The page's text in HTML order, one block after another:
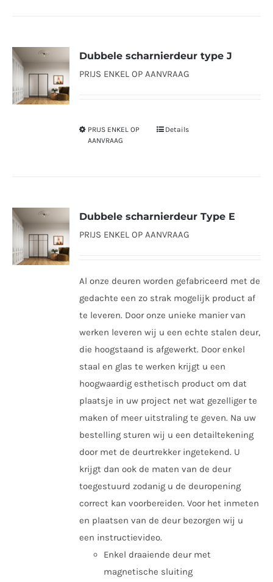
Deze
optie
worden
Dubbele scharnierdeur type J
PRIJS ENKEL OP AANVRAAG
PRIJS ENKEL OP
AANVRAAG
Dit
Deze
optie
worden
op
de
productpagina
Details
Dubbele scharnierdeur Type E
PRIJS ENKEL OP AANVRAAG
Al onze deuren worden gefabriceerd met de
gedachte een zo strak mogelijk product af
te leveren. Door onze unieke manier van
werken leveren wij u een echte stalen deur,
die hoogstaand is afgewerkt. Door enkel
staal en glas te werken krijgt u een
hoogwaardig esthetisch product om dat
plaatsje in uw project net wat gezelliger te
maken of meer uitstraling te geven. Na uw
bestelling sturen wij u een detailtekening
door met de deurtrekker ingetekend. U
krijgt dan ook de maten van de deur
toegestuurd zodanig u de deuropening
correct kan voorbereiden. Voor het inmeten
en plaatsen van de deur bezorgen wij u
een instructievideo.
Enkel draaiende deur met
magnetische sluiting